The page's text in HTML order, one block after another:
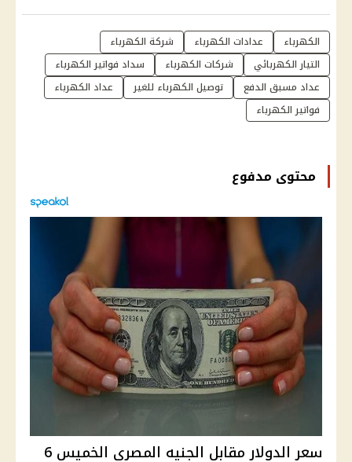
الكهرباء عدادات الكهرباء
شركة الكهرباء
التيار الكهربائي
شركات الكهرباء
سداد فواتير الكهرباء
عداد مسبق الدفع
توصيل الكهرباء للغير
عداد الكهرباء
فواتير الكهرباء
محتوى مدفوع
سعر الدولار مقابل الجنيه المصري الخميس 6